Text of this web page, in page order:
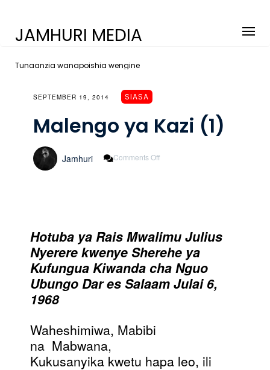
JAMHURI MEDIA
Tunaanzia wanapoishia wengine
SEPTEMBER 19, 2014 SIASA
Malengo ya Kazi (1)
Jamhuri Comments Off
Hotuba ya Rais Mwalimu Julius
Nyerere kwenye Sherehe ya
Kufungua Kiwanda cha Nguo
Ubungo Dar es Salaam Julai 6,
1968
Waheshimiwa, Mabibi
na Mabwana,
Kukusanyika kwetu hapa leo, ili